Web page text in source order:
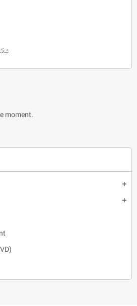
add
add
moment.